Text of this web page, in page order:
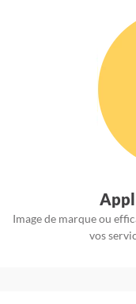
Image de marque ou
vos